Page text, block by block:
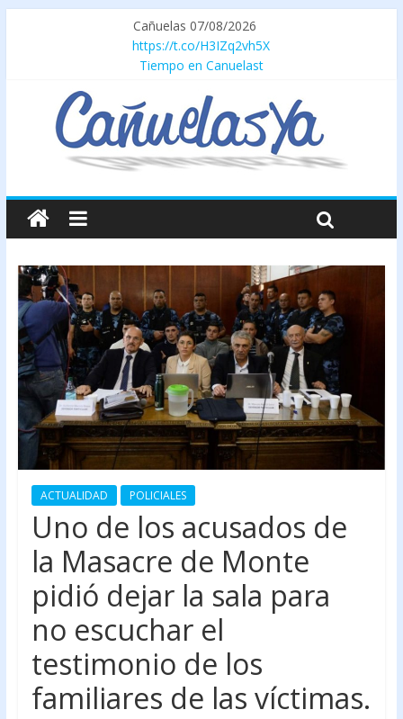
Cañuelas 07/08/2026
https://t.co/H3IZq2vh5X
Tiempo en Canuelast
ACTUALIDAD POLICIALES
Uno de los acusados de
la Masacre de Monte
pidió dejar la sala para
no escuchar el
testimonio de los
familiares de las víctimas.